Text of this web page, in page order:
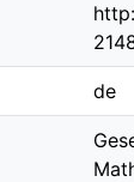
de